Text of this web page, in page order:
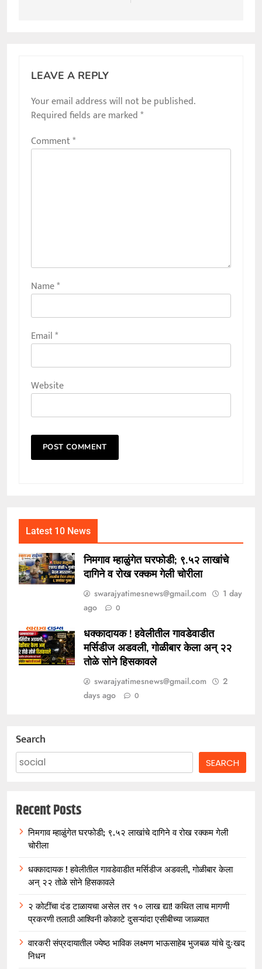
LEAVE A REPLY
Your email address will not be published.
Required fields are marked*
Comment*
Name*
Email*
Website
Latest 10 News
निमगाव म्हाळुंगेत घरफोडी; ९.५२ लाखांचे
दागिने व रोख रक्कम गेली चोरीला
swarajyatimesnews@gmail.com
1 day
ago
0
धक्कादायक ! हवेलीतील गावडेवाडीत
मर्सिडीज अडवली, गोळीबार केला अन् २२
तोळे सोने हिसकावले
swarajyatimesnews@gmail.com
2
days ago
0
Search
SEARCH
Recent Posts
निमगाव म्हाळुंगेत घरफोडी; ९.५२ लाखांचे दागिने व रोख रक्कम गेली
चोरीला
धक्कादायक ! हवेलीतील गावडेवाडीत मर्सिडीज अडवली, गोळीबार केला
अन् २२ तोळे सोने हिसकावले
२ कोटींचा दंड टाळायचा असेल तर १० लाख द्या! कथित लाच मागणी
प्रकरणी तलाठी आश्विनी कोकाटे दुसऱ्यांदा एसीबीच्या जाळ्यात
वारकरी संप्रदायातील ज्येष्ठ भाविक लक्ष्मण भाऊसाहेब भुजबळ यांचे दुःखद
निधन